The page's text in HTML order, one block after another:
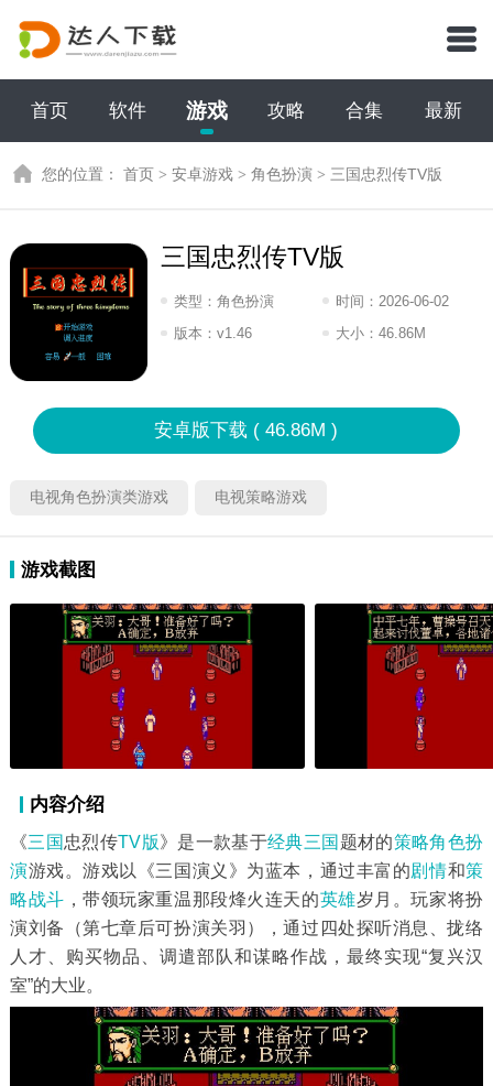
首页 软件 游戏 攻略 合集 最新
您的位置：首页 >安卓游戏 >角色扮演 > 三国忠烈传TV版
三国忠烈传TV版
类型：角色扮演 时间： 2026-06-02
14:2026
版本：v1.46 大小： 46.86M
安卓版下载 ( 46.86M )
电视角色扮演类游戏 电视策略游戏
游戏截图
内容介绍
《三国忠烈传TV版》是一款基于经典三国 题材的策略角色扮
演游戏。游戏以《三国演义》为蓝本，通过丰富的剧情和策
略战斗 ，带领玩家重温那段烽火连天的英雄岁月。玩家将扮
演刘备（第七章后可扮演关羽），通过四处探听消息、拢络
人才、购买物品、调遣部队和谋略作战，最终实现“复兴汉
室”的大业。